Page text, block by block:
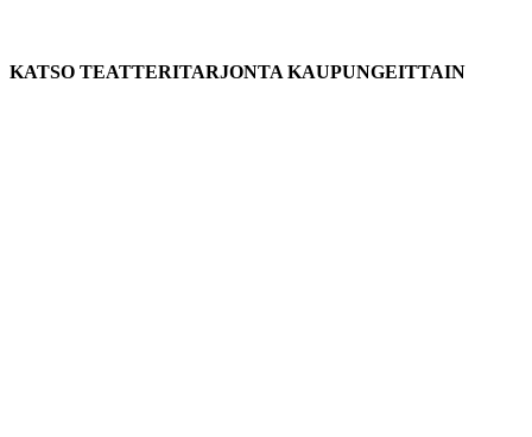
KATSO TEATTERITARJONTA KAUPUNGEITTAIN